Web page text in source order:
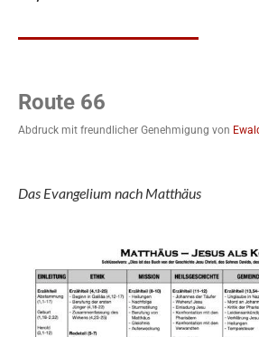
Route 66
Abdruck mit freundlicher Genehmigung von
Das Evangelium nach Matthäus